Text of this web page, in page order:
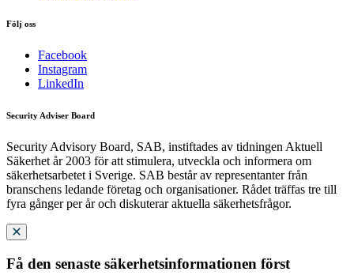
Följ oss
Facebook
Instagram
LinkedIn
Security Adviser Board
Security Advisory Board, SAB, instiftades av tidningen Aktuell
Säkerhet år 2003 för att stimulera, utveckla och informera om
säkerhetsarbetet i Sverige. SAB består av representanter från
branschens ledande företag och organisationer. Rådet träffas tre till
fyra gånger per år och diskuterar aktuella säkerhetsfrågor.
Få den senaste säkerhetsinformationen först